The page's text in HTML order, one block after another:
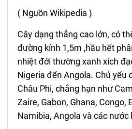
( Nguồn Wikipedia )
Cây dạng thẳng cao lớn, có
đường kính 1,5m ,hầu hết
nhiệt đới thường xanh xích
Nigeria đến Angola. Chủ yếu
Châu Phi, chẳng hạn như
Zaire, Gabon, Ghana, Congo,
Namibia, Angola và các nước